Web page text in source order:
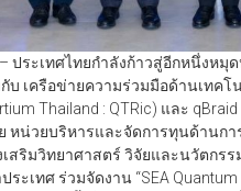
– ประเทศไทยกำลังก้าวสู่อีกหนึ่ง
บ เครือข่ายความร่วมมือด้านเทค
Thailand : QTRic) และ
หน่วยบริหารและจัดการทุนด้านก
สริมวิทยาศาสตร์ วิจัยและนวัตกร
ะเทศ ร่วมจัดงาน “SEA